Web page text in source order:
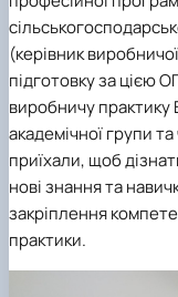
(керівник
підготовку за цією
виробничу
академічної групи
приїхали, щоб
нові знання та
закріплення
практики.